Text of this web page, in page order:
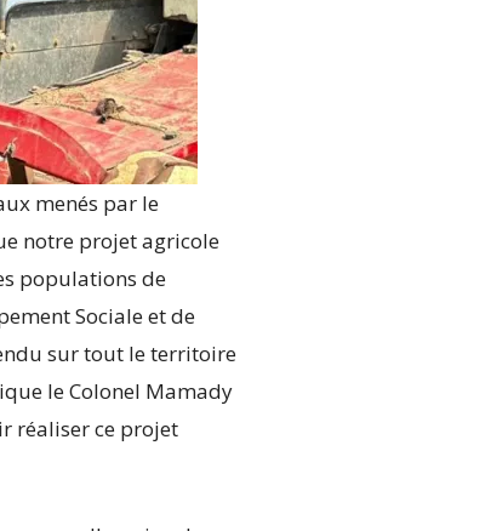
menés par le
notre projet agricole
populations de
Sociale et de
sur tout le territoire
le Colonel Mamady
réaliser ce projet